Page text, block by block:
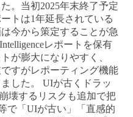
。当初2025年末終了予定
トは1年延長されている
今から策定することが急
レポートを保有
が膨大になりやすく、
すがレポーティング機能
した。 UIが古くドラッ
壊するリスクも追加で把
で「UIが古い」「直感的